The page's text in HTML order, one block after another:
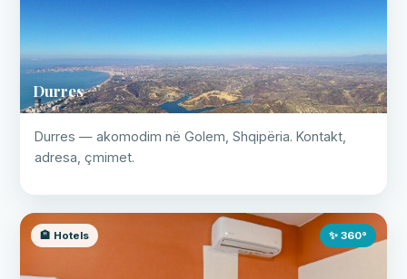
Durres
Durres — akomodim në Golem, Shqipëria. Kontakt,
adresa, çmimet.
🏨 Hotels ✨ 360°